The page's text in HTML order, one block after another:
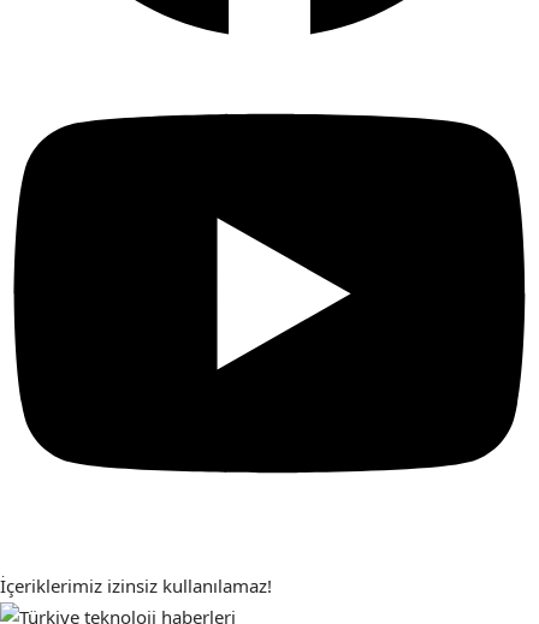
İçeriklerimiz izinsiz kullanılamaz!